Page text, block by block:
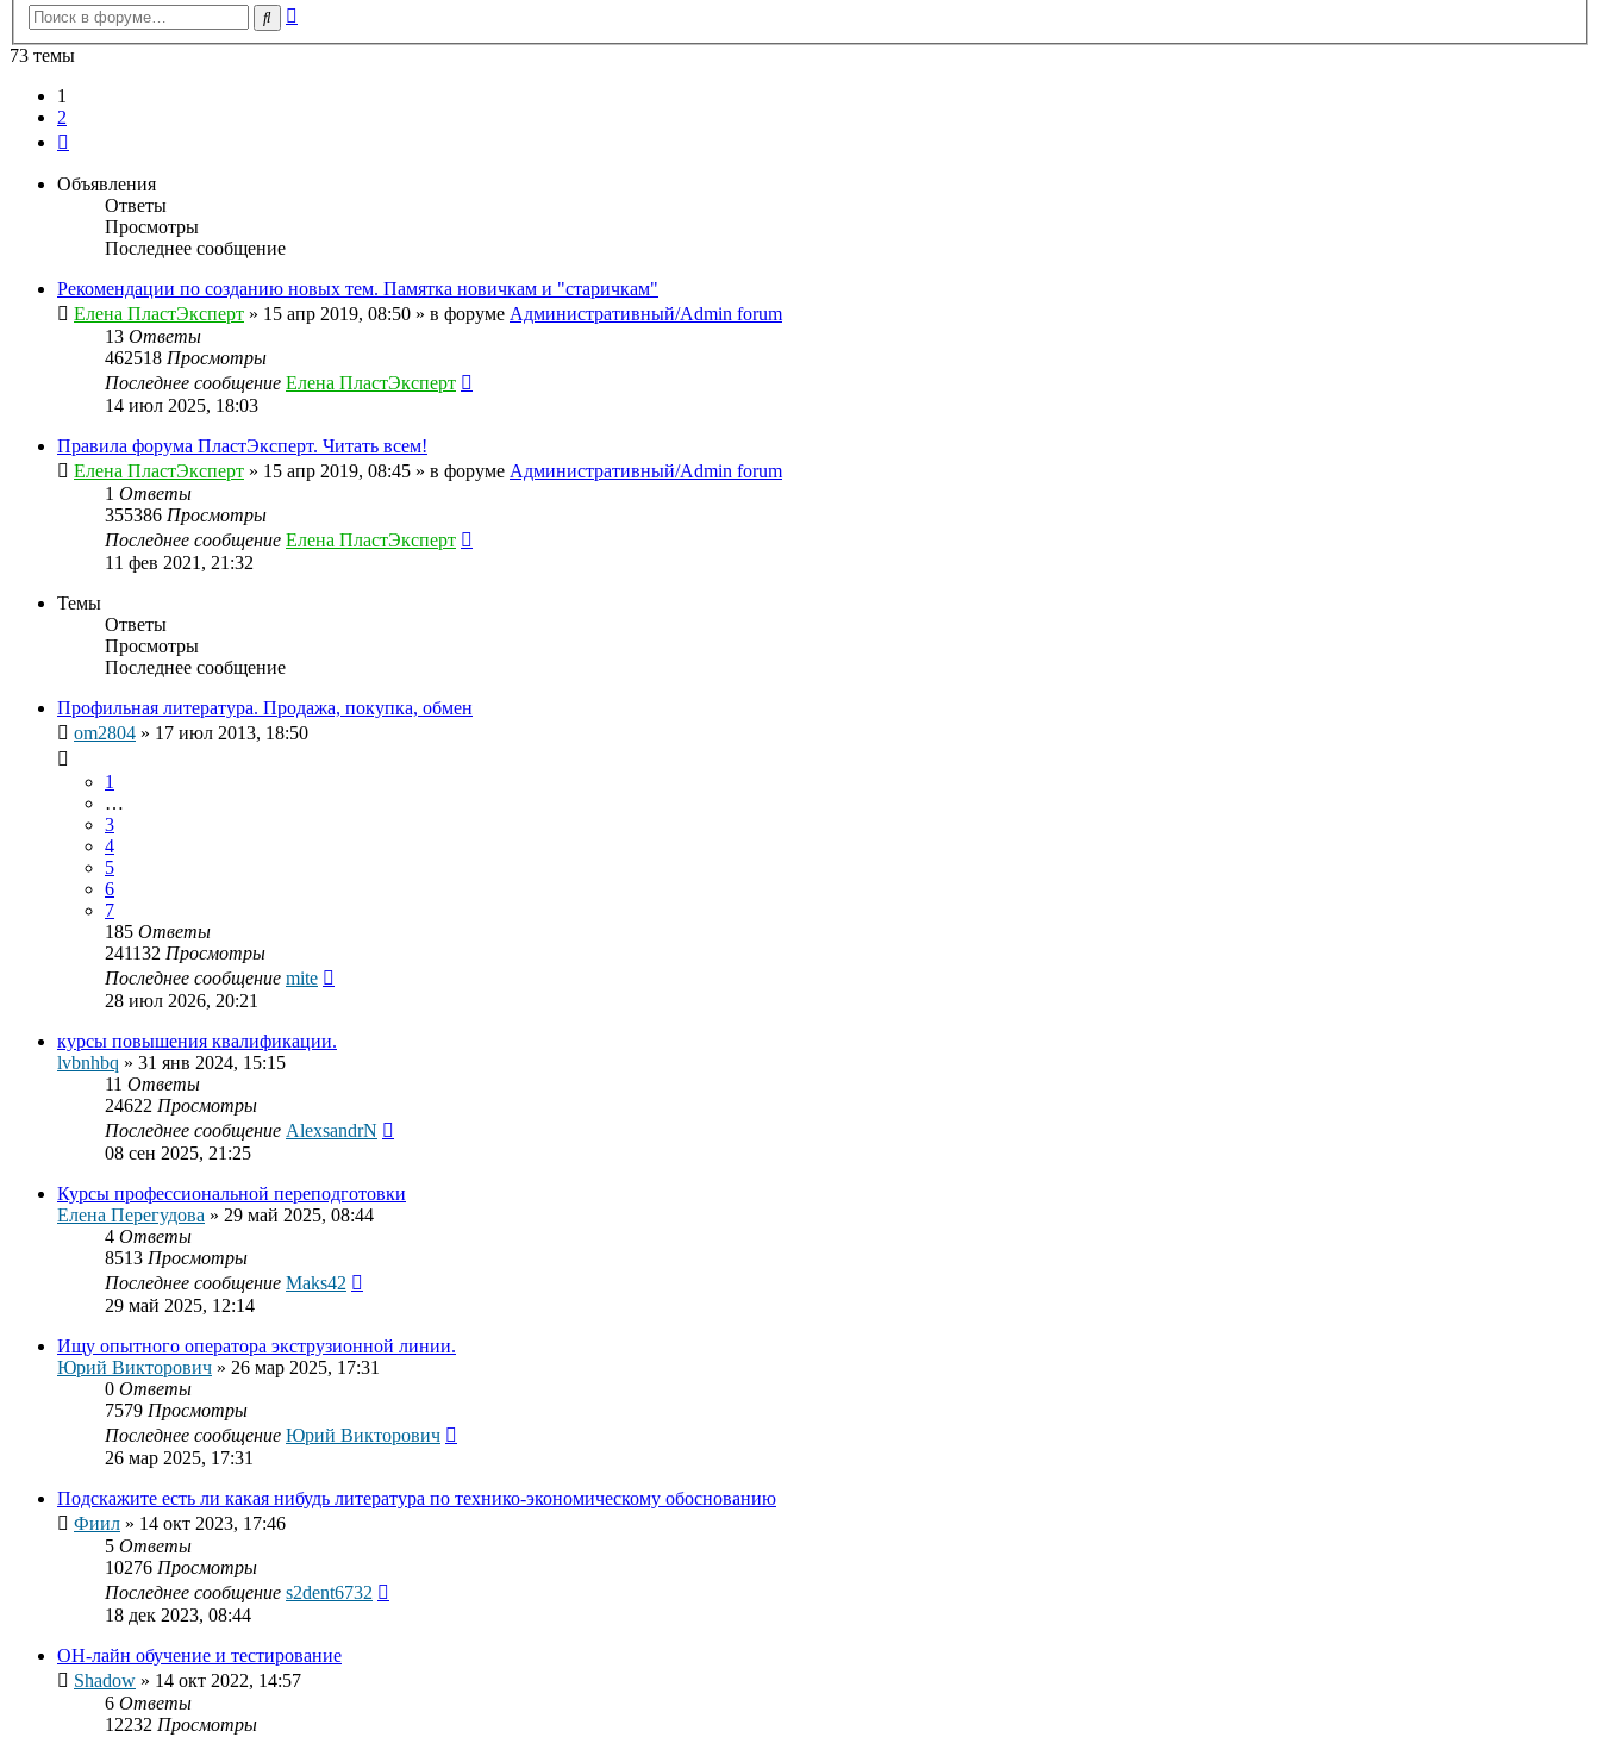
Поиск
73 темы
1
2
Объявления
Ответы
Просмотры
Последнее сообщение
Рекомендации по созданию новых тем. Памятка новичкам и "старичкам"
Елена ПластЭксперт » 15 апр 2019, 08:50 » в форуме Административный/Admin forum
13 Ответы
462518 Просмотры
Последнее сообщение Елена ПластЭксперт
14 июл 2025, 18:03
Правила форума ПластЭксперт. Читать всем!
Елена ПластЭксперт » 15 апр 2019, 08:45 » в форуме Административный/Admin forum
1 Ответы
355386 Просмотры
Последнее сообщение Елена ПластЭксперт
11 фев 2021, 21:32
Темы
Ответы
Просмотры
Последнее сообщение
Профильная литература. Продажа, покупка, обмен
om2804 » 17 июл 2013, 18:50
1
…
3
4
5
6
7
185 Ответы
241132 Просмотры
Последнее сообщение mite
28 июл 2026, 20:21
курсы повышения квалификации.
lvbnhbq » 31 янв 2024, 15:15
11 Ответы
24622 Просмотры
Последнее сообщение AlexsandrN
08 сен 2025, 21:25
Курсы профессиональной переподготовки
Елена Перегудова » 29 май 2025, 08:44
4 Ответы
8513 Просмотры
Последнее сообщение Maks42
29 май 2025, 12:14
Ищу опытного оператора экструзионной линии.
Юрий Викторович » 26 мар 2025, 17:31
0 Ответы
7579 Просмотры
Последнее сообщение Юрий Викторович
26 мар 2025, 17:31
Подскажите есть ли какая нибудь литература по технико-экономическому обоснованию
Фиил » 14 окт 2023, 17:46
5 Ответы
10276 Просмотры
Последнее сообщение s2dent6732
18 дек 2023, 08:44
ОН-лайн обучение и тестирование
Shadow » 14 окт 2022, 14:57
6 Ответы
12232 Просмотры